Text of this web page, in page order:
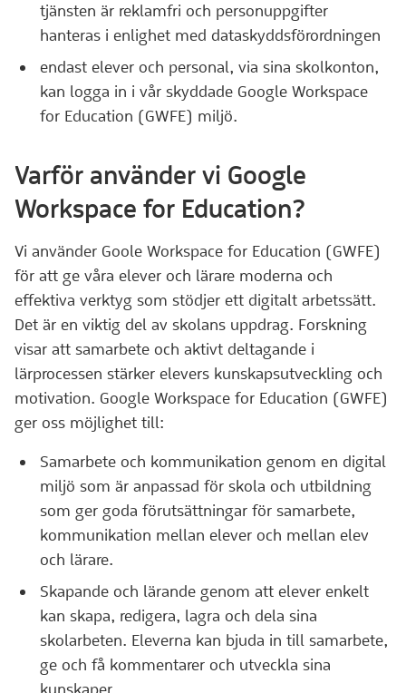
tjänsten är reklamfri och personuppgifter
hanteras i enlighet med dataskyddsförordningen
endast elever och personal, via sina skolkonton,
kan logga in i vår skyddade Google Workspace
for Education (GWFE) miljö.
Varför använder vi Google
Workspace for Education?
Vi använder Goole Workspace for Education (GWFE)
för att ge våra elever och lärare moderna och
effektiva verktyg som stödjer ett digitalt arbetssätt.
Det är en viktig del av skolans uppdrag. Forskning
visar att samarbete och aktivt deltagande i
lärprocessen stärker elevers kunskapsutveckling och
motivation. Google Workspace for Education (GWFE)
ger oss möjlighet till:
Samarbete och kommunikation genom en digital
miljö som är anpassad för skola och utbildning
som ger goda förutsättningar för samarbete,
kommunikation mellan elever och mellan elev
och lärare.
Skapande och lärande genom att elever enkelt
kan skapa, redigera, lagra och dela sina
skolarbeten. Eleverna kan bjuda in till samarbete,
ge och få kommentarer och utveckla sina